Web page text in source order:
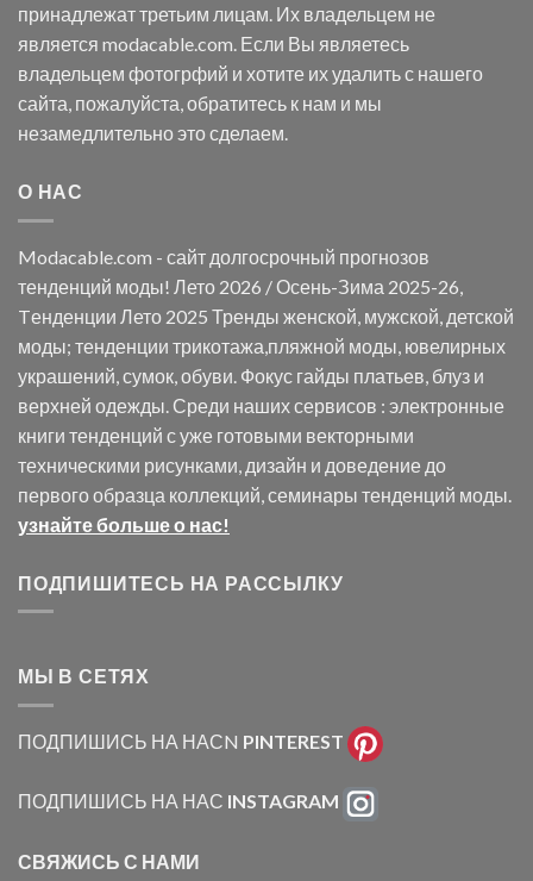
принадлежат третьим лицам. Их владельцем не
является modacable.com. Если Вы являетесь
владельцем фотогрфий и хотите их удалить с нашего
сайта, пожалуйста, обратитесь к нам и мы
незамедлительно это сделаем.
О НАС
Modacable.com - сайт долгосрочный прогнозов
тенденций моды! Лето 2026 / Осень-Зима 2025-26,
Tенденции Лето 2025 Тренды женской, мужской, детской
моды; тенденции трикотажа,пляжной моды, ювелирных
украшений, сумок, обуви. Фокус гайды платьев, блуз и
верхней одежды. Среди наших сервисов : электронные
книги тенденций с уже готовыми векторными
техническими рисунками, дизайн и доведение до
первого образца коллекций, семинары тенденций моды.
узнайте больше о нас!
ПОДПИШИТЕСЬ НА РАССЫЛКУ
МЫ В СЕТЯХ
ПОДПИШИСЬ НА НАСN PINTEREST
ПОДПИШИСЬ НА НАС INSTAGRAM
СВЯЖИСЬ С НАМИ